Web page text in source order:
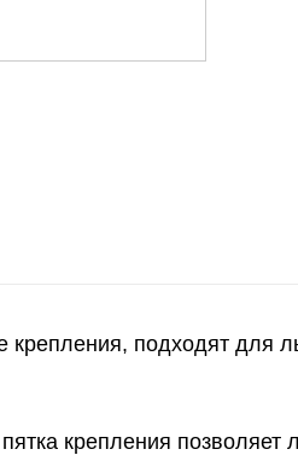
крепления, подходят для
крепления